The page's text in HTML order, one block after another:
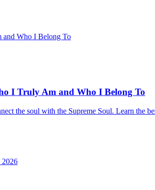
I Truly Am and Who I Belong To
the soul with the Supreme Soul. Learn the